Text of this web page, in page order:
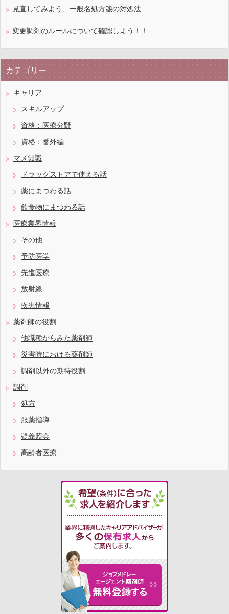
見直してみよう、一般名処方箋の対処法
変更調剤のルールについて確認しよう！！
カテゴリー
キャリア
スキルアップ
資格：医療分野
資格：番外編
マメ知識
ドラッグストアで使える話
薬にまつわる話
飲食物にまつわる話
医療業界情報
その他
予防医学
先進医療
放射線
疾患情報
薬剤師の役割
他職種からみた薬剤師
災害時における薬剤師
調剤以外の期待役割
調剤
処方
服薬指導
疑義照会
高齢者医療